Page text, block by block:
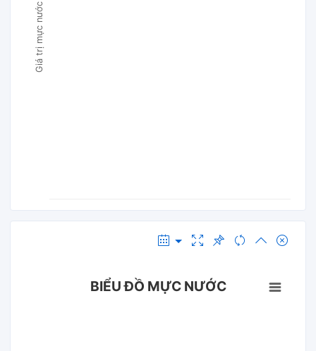
Giá trị mực nước
BIỂU ĐỒ MỰC NƯỚC